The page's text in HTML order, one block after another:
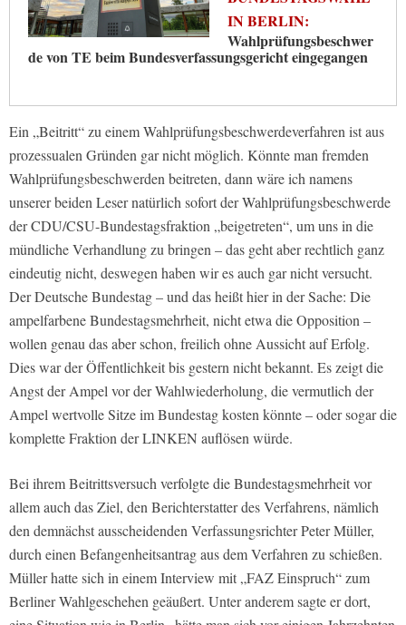
IN BERLIN:
Wahlprüfungsbeschwer
de von TE beim Bundesverfassungsgericht eingegangen
Ein „Beitritt“ zu einem Wahlprüfungsbeschwerdeverfahren ist aus
prozessualen Gründen gar nicht möglich. Könnte man fremden
Wahlprüfungsbeschwerden beitreten, dann wäre ich namens
unserer beiden Leser natürlich sofort der Wahlprüfungsbeschwerde
der CDU/CSU-Bundestagsfraktion „beigetreten“, um uns in die
mündliche Verhandlung zu bringen – das geht aber rechtlich ganz
eindeutig nicht, deswegen haben wir es auch gar nicht versucht.
Der Deutsche Bundestag – und das heißt hier in der Sache: Die
ampelfarbene Bundestagsmehrheit, nicht etwa die Opposition –
wollen genau das aber schon, freilich ohne Aussicht auf Erfolg.
Dies war der Öffentlichkeit bis gestern nicht bekannt. Es zeigt die
Angst der Ampel vor der Wahlwiederholung, die vermutlich der
Ampel wertvolle Sitze im Bundestag kosten könnte – oder sogar die
komplette Fraktion der LINKEN auflösen würde.
Bei ihrem Beitrittsversuch verfolgte die Bundestagsmehrheit vor
allem auch das Ziel, den Berichterstatter des Verfahrens, nämlich
den demnächst ausscheidenden Verfassungsrichter Peter Müller,
durch einen Befangenheitsantrag aus dem Verfahren zu schießen.
Müller hatte sich in einem Interview mit „FAZ Einspruch“ zum
Berliner Wahlgeschehen geäußert. Unter anderem sagte er dort,